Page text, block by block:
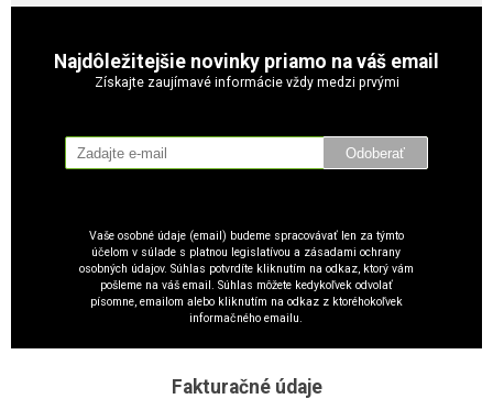
Najdôležitejšie novinky priamo na váš email
Získajte zaujímavé informácie vždy medzi prvými
Odoberať
Vaše osobné údaje (email) budeme spracovávať len za týmto
účelom v súlade s platnou legislatívou a zásadami ochrany
osobných údajov. Súhlas potvrdíte kliknutím na odkaz, ktorý vám
pošleme na váš email. Súhlas môžete kedykoľvek odvolať
písomne, emailom alebo kliknutím na odkaz z ktoréhokoľvek
informačného emailu.
Fakturačné údaje